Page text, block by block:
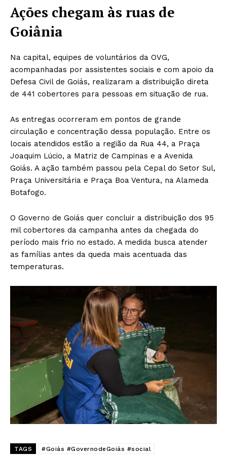
Ações chegam às ruas de
Goiânia
Na capital, equipes de voluntários da OVG,
acompanhadas por assistentes sociais e com apoio da
Defesa Civil de Goiás, realizaram a distribuição direta
de 441 cobertores para pessoas em situação de rua.
As entregas ocorreram em pontos de grande
circulação e concentração dessa população. Entre os
locais atendidos estão a região da Rua 44, a Praça
Joaquim Lúcio, a Matriz de Campinas e a Avenida
Goiás. A ação também passou pela Cepal do Setor Sul,
Praça Universitária e Praça Boa Ventura, na Alameda
Botafogo.
O Governo de Goiás quer concluir a distribuição dos 95
mil cobertores da campanha antes da chegada do
período mais frio no estado. A medida busca atender
as famílias antes da queda mais acentuada das
temperaturas.
TAGS #Goiás #GovernodeGoiás #social